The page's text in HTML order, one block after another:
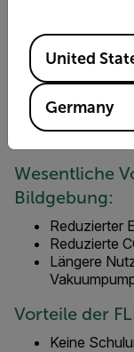
Wesentliche
Bildgebung:
Reduzierter
Reduzierte
Längere
Vorteile der
Keine
Available
United
Germany